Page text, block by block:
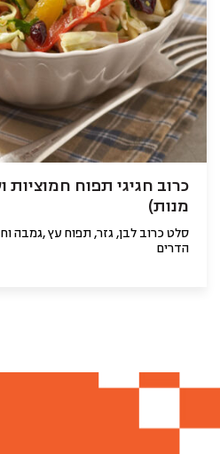
מנות)
סלט כרוב לבן, גזר, תפוח עץ ,גמבה
הדרים